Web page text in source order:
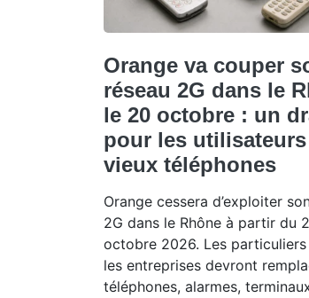
Orange va couper
réseau 2G dans le
le 20 octobre : un
pour les
vieux téléphones
Orange cessera d’exploiter
2G dans le Rhône à partir du
octobre 2026. Les
les entreprises devront
téléphones, alarmes,